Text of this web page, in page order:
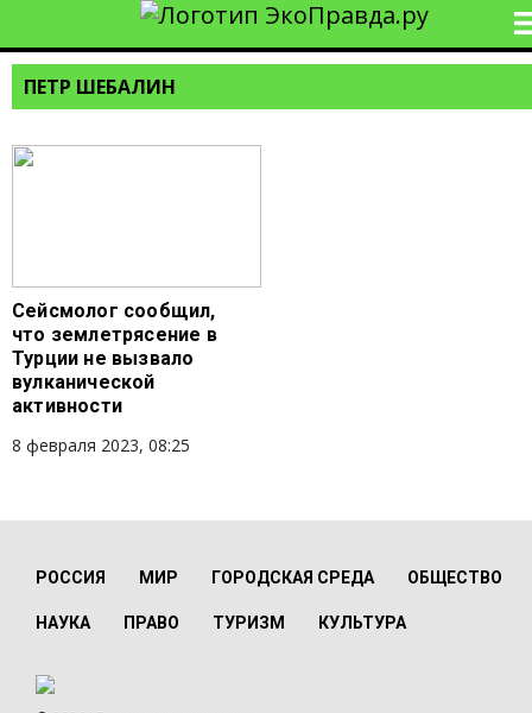
ПЕТР ШЕБАЛИН
Сейсмолог сообщил,
что землетрясение в
Турции не вызвало
вулканической
активности
8 февраля 2023, 08:25
РОССИЯ МИР ГОРОДСКАЯ СРЕДА ОБЩЕСТВО
НАУКА ПРАВО ТУРИЗМ КУЛЬТУРА